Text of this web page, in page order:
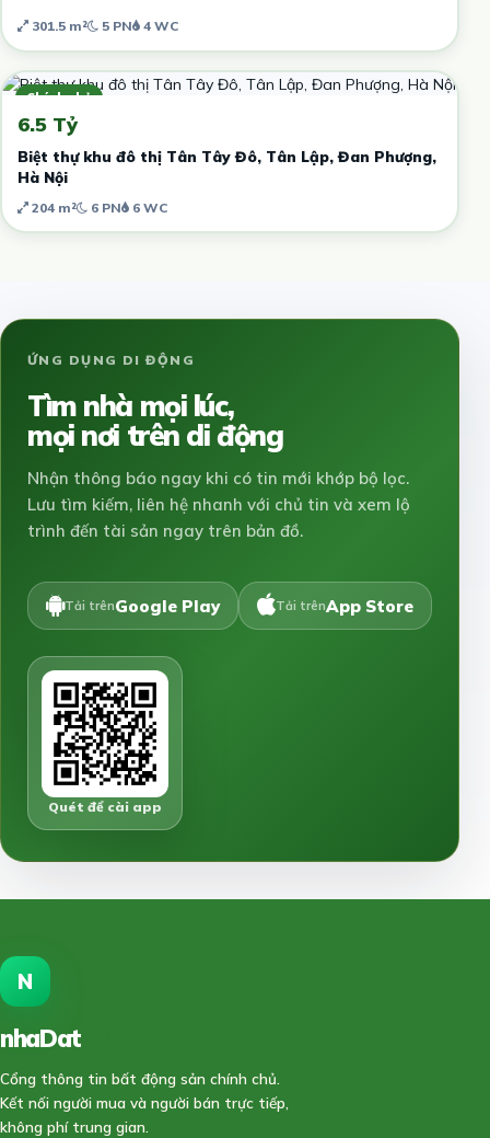
301.5 m² 5 PN 4 WC
Chính chủ
6.5 Tỷ
Biệt thự khu đô thị Tân Tây Đô, Tân Lập, Đan Phượng,
Hà Nội
204 m² 6 PN 6 WC
ỨNG DỤNG DI ĐỘNG
Tìm nhà mọi lúc,
mọi nơi trên di động
Nhận thông báo ngay khi có tin mới khớp bộ lọc.
Lưu tìm kiếm, liên hệ nhanh với chủ tin và xem lộ
trình đến tài sản ngay trên bản đồ.
Tải trênGoogle Play Tải trênApp Store
Quét để cài app
N
nhaDat
Cổng thông tin bất động sản chính chủ.
Kết nối người mua và người bán trực tiếp,
không phí trung gian.